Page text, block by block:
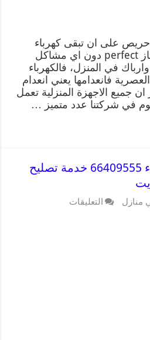
حريص على ان تبقى كهرباء
المنزل تعمل بشكل ممتاز perfect دون اي مشاكل
في المنزل، فالكهرباء
فانعدامها يعني انعدام
ان جميع الاجهزة المنزلية تعمل
في شركتنا عدد متميز …
كهربائي منازل الفيحاء 66409555 خدمة تصليح
منازل التعليقات